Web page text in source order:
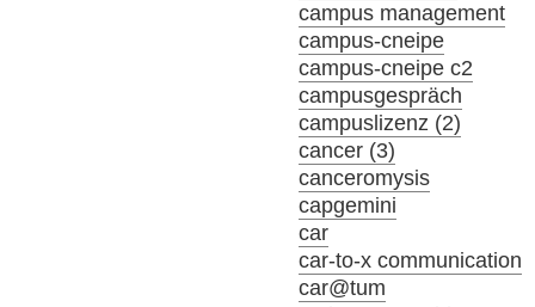
campus management
campus-cneipe
campus-cneipe c2
campusgespräch
campuslizenz (2)
cancer (3)
canceromysis
capgemini
car
car-to-x communication
car@tum